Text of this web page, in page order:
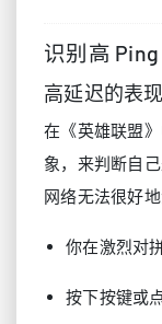
识别高
高延迟的表现
在《英雄联盟
象，来判断自
网络无法很好
你在激烈对
按下按键或